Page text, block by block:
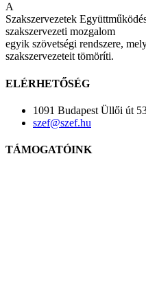
A
Szakszervezetek
szakszervezeti mozgalom
egyik szövetségi rendszere,
szakszervezeteit tömöríti.
ELÉRHETŐSÉG
1091 Budapest Üllői út
szef@szef.hu
TÁMOGATÓINK